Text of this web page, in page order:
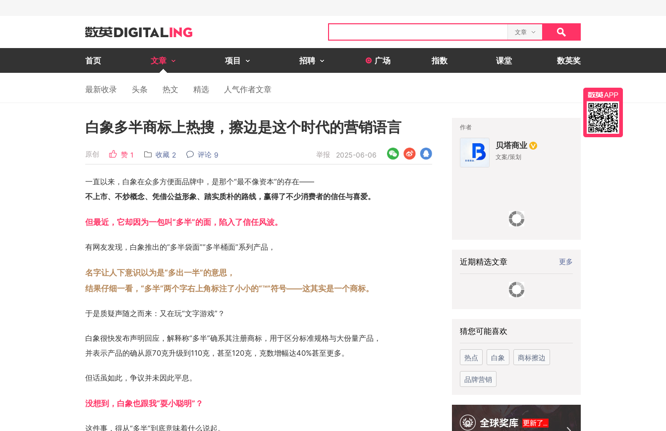
文章
首页 文章 项目 招聘 广场 指数 课堂 数英奖
最新收录 头条 热文 精选 人气作者文章
白象多半商标上热搜，擦边是这个时代的营销语言
原创 赞 1 收藏 2 评论 9 举报 2025-06-06
一直以来，白象在众多方便面品牌中，是那个“最不像资本”的存在——
不上市、不炒概念、凭借公益形象、踏实质朴的路线，赢得了不少消费者的信任与喜爱。
但最近，它却因为一包叫“多半”的面，陷入了信任风波。
有网友发现，白象推出的“多半袋面”“多半桶面”系列产品，
名字让人下意识以为是“多出一半”的意思，
结果仔细一看，“多半”两个字右上角标注了小小的“™”符号——这其实是一个商标。
于是质疑声随之而来：又在玩“文字游戏”？
白象很快发布声明回应，解释称“多半”确系其注册商标，用于区分标准规格与大份量产品，
并表示产品的确从原70克升级到110克，甚至120克，克数增幅达40%甚至更多。
但话虽如此，争议并未因此平息。
没想到，白象也跟我“耍小聪明”？
这件事，得从“多半”到底意味着什么说起。
作者
贝塔商业
文案/策划
近期精选文章 更多
猜您可能喜欢
热点 白象 商标擦边
品牌营销